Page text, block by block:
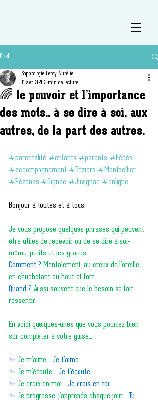
Post
🌈 le pouvoir et l’importance
des mots.. à se dire à soi, aux
autres, de la part des autres.
Sophrologie Leroy Aurélie
11 avr. 2021 2 min de lecture
#parentalité #enfants #parents #bébés
#accompagnement #Béziers #Montpellier
#Pézenas #Gignac #Juvignac #enligne
Bonjour à toutes et à tous,
Je vous propose quelques phrases qui peuvent
être utiles de recevoir ou de se dire à soi-
même, petits et les grands.
Comment ? Mentalement, au creux de l’oreille,
en chuchotant ou haut et fort.
Quand ? Aussi souvent que le besoin se fait
ressentir.
En voici quelques-unes que vous pourrez bien
sûr compléter à votre guise… :
✨ Je m’aime - Je t’aime
✨ Je m’écoute - Je t’écoute
✨ Je crois en moi - Je crois en toi
✨ Je progresse, j’apprends chaque jour - Tu